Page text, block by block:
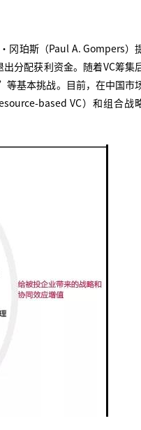
珀斯（Paul A. Gompers）
分配获利资金。随着VC筹集
基本挑战。目前，在中国市
based VC）和组合战